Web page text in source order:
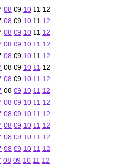
08 09 10 11 12
08 09 10 11 12
08 09 10 11 12
08 09 10 11 12
08 09 10 11 12
08 09 10 11 12
08 09 10 11 12
08 09 10 11 12
08 09 10 11 12
08 09 10 11 12
08 09 10 11 12
08 09 10 11 12
08 09 10 11 12
08 09 10 11 12